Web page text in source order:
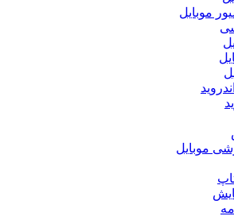
موبایل
موبایل